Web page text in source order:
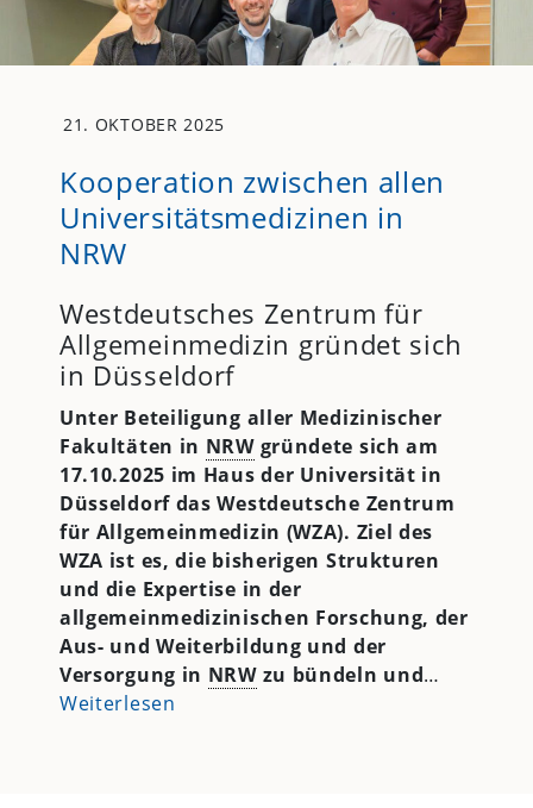
21. OKTOBER 2025
Kooperation zwischen allen
Universitätsmedizinen in
NRW
Westdeutsches Zentrum für
Allgemeinmedizin gründet sich
in Düsseldorf
Unter Beteiligung aller Medizinischer
Fakultäten in NRWgründete sich am
17.10.2025 im Haus der Universität in
Düsseldorf das Westdeutsche Zentrum
für Allgemeinmedizin (WZA). Ziel des
WZA ist es, die bisherigen Strukturen
und die Expertise in der
allgemeinmedizinischen Forschung, der
Aus- und Weiterbildung und der
Versorgung in NRWzu bündeln und…
Weiterlesen